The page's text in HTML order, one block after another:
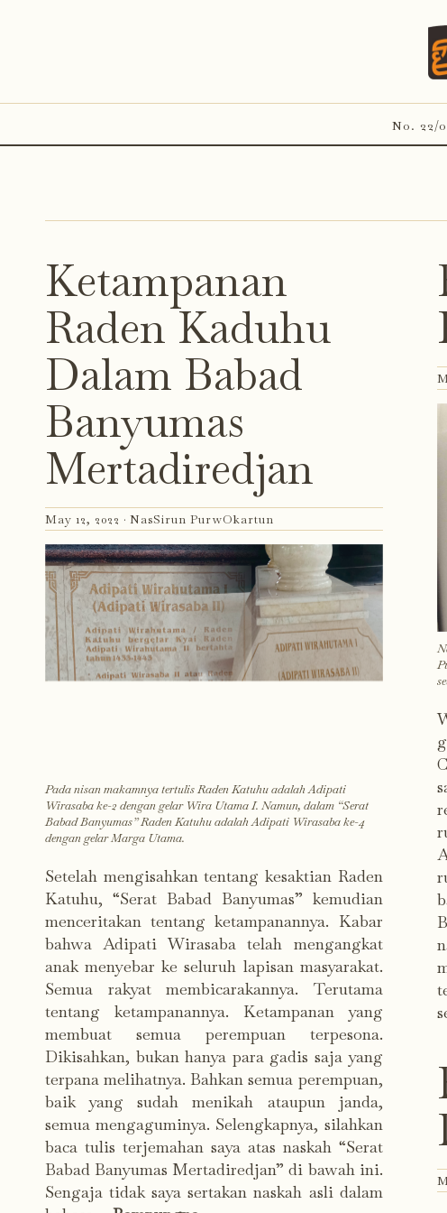
No. 22/
Ketampanan
Raden Kaduhu
Dalam Babad
Banyumas
Mertadiredjan
May 12, 2022 · NasSirun PurwOkartun
Pada nisan makamnya tertulis Raden Katuhu adalah Adipati
Wirasaba ke-2 dengan gelar Wira Utama I. Namun, dalam “Serat
Babad Banyumas” Raden Katuhu adalah Adipati Wirasaba ke-4
dengan gelar Marga Utama.
Setelah mengisahkan tentang kesaktian Raden
Katuhu, “Serat Babad Banyumas” kemudian
menceritakan tentang ketampanannya. Kabar
bahwa Adipati Wirasaba telah mengangkat
anak menyebar ke seluruh lapisan masyarakat.
Semua rakyat membicarakannya. Terutama
tentang ketampanannya. Ketampanan yang
membuat semua perempuan terpesona.
Dikisahkan, bukan hanya para gadis saja yang
terpana melihatnya. Bahkan semua perempuan,
baik yang sudah menikah ataupun janda,
semua mengaguminya. Selengkapnya, silahkan
baca tulis terjemahan saya atas naskah “Serat
Babad Banyumas Mertadiredjan” di bawah ini.
Sengaja tidak saya sertakan naskah asli dalam